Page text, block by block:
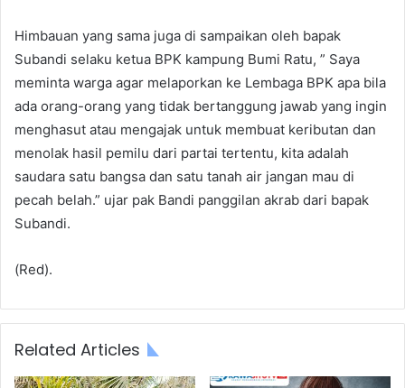
Himbauan yang sama juga di sampaikan oleh bapak
Subandi selaku ketua BPK kampung Bumi Ratu, ” Saya
meminta warga agar melaporkan ke Lembaga BPK apa bila
ada orang-orang yang tidak bertanggung jawab yang ingin
menghasut atau mengajak untuk membuat keributan dan
menolak hasil pemilu dari partai tertentu, kita adalah
saudara satu bangsa dan satu tanah air jangan mau di
pecah belah.” ujar pak Bandi panggilan akrab dari bapak
Subandi.
(Red).
Related Articles